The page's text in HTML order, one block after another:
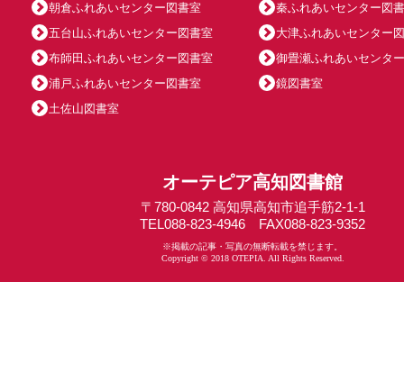
朝倉ふれあいセンター図書室
秦ふれあいセンター図
五台山ふれあいセンター図書室
大津ふれあいセンター
布師田ふれあいセンター図書室
御畳瀬ふれあいセンタ
浦戸ふれあいセンター図書室
鏡図書室
土佐山図書室
オーテピア高知図書館
〒780-0842 高知県高知市追手筋2-1-1
TEL088-823-4946 FAX088-823-9352
※掲載の記事・写真の無断転載を禁じます。
Copyright © 2018 OTEPIA. All Rights Reserved.